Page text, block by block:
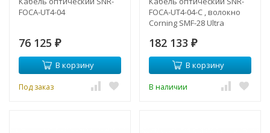
FOCA-UT4-04
76 125 ₽
В корзину
Под заказ
FOCA-UT4-04-C , волокно
Corning SMF-28 Ultra
182 133 ₽
В корзину
В наличии